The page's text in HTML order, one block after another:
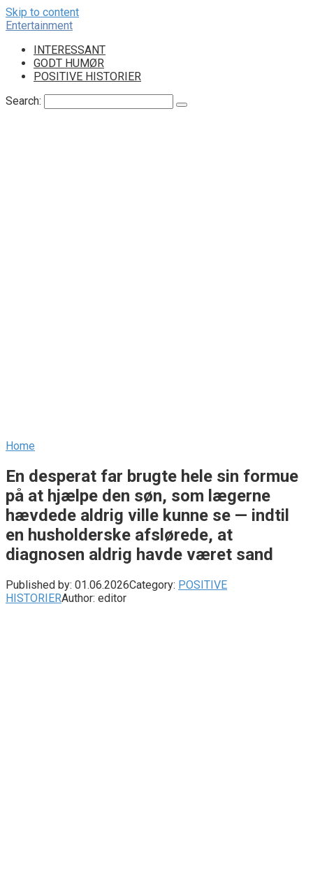
Skip to content
Entertainment
INTERESSANT
GODT HUMØR
POSITIVE HISTORIER
Search:
Home
En desperat far brugte hele sin formue
på at hjælpe den søn, som lægerne
hævdede aldrig ville kunne se — indtil
en husholderske afslørede, at
diagnosen aldrig havde været sand
Published by: 01.06.2026Category: POSITIVE
HISTORIERAuthor: editor